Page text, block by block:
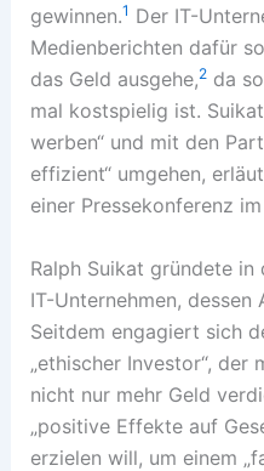
gewinnen.1 Der IT-
Medienberichten dafür
das Geld ausgehe,2da so
mal kostspielig ist.
werben“ und mit den
effizient“ umgehen,
einer Pressekonferenz
Ralph Suikat gründete
IT-Unternehmen,
Seitdem engagiert sich
„ethischer Investor“, der
nicht nur mehr Geld
„positive Effekte auf
erzielen will, um einem